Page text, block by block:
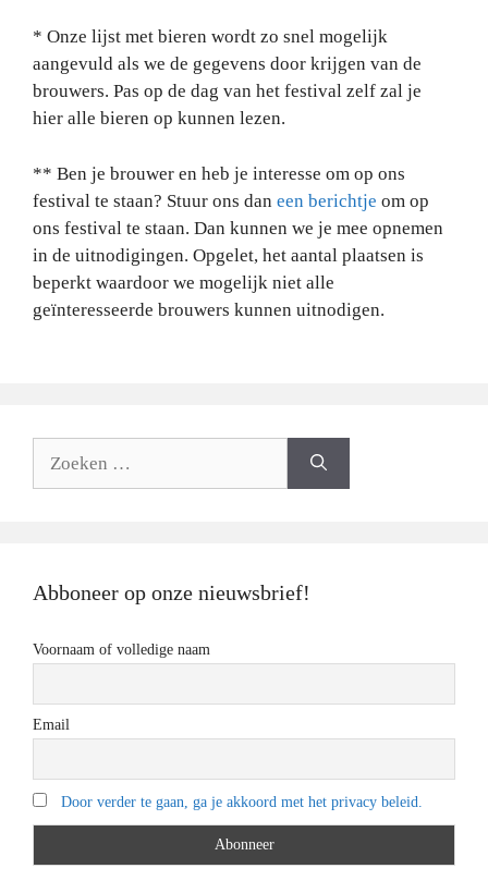
* Onze lijst met bieren wordt zo snel mogelijk
aangevuld als we de gegevens door krijgen van de
brouwers. Pas op de dag van het festival zelf zal je
hier alle bieren op kunnen lezen.
** Ben je brouwer en heb je interesse om op ons
festival te staan? Stuur ons dan een berichtje om op
ons festival te staan. Dan kunnen we je mee opnemen
in de uitnodigingen. Opgelet, het aantal plaatsen is
beperkt waardoor we mogelijk niet alle
geïnteresseerde brouwers kunnen uitnodigen.
Abboneer op onze nieuwsbrief!
Voornaam of volledige naam
Email
Door verder te gaan, ga je akkoord met het privacy beleid.